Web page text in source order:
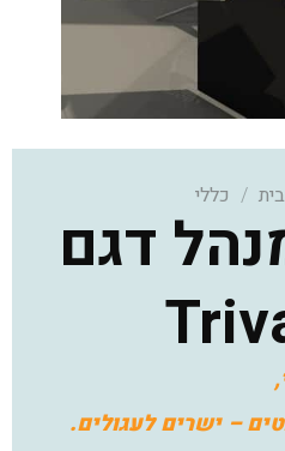
/ כללי
דגם
– ישרים לעגולים.